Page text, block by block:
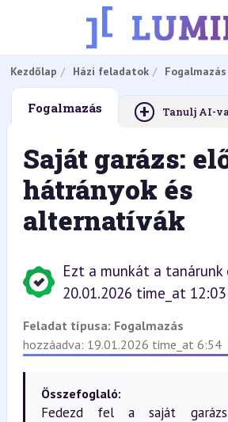
Kezdőlap Házi feladatok Fogalmazás
Fogalmazás + Tanulj AI-
Saját garázs:
hátrányok és
alternatívák
Ezt a munkát a
20.01.2026 time_at 12:03
Feladat típusa: Fogalmazás
hozzáadva: 19.01.2026 time_at 6:54
Összefoglaló:
Fedezd fel a saját